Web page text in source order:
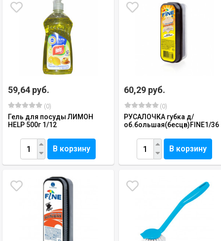
59,64 руб.
(0)
Гель для посуды ЛИМОН
HELP 500г 1/12
В корзину
60,29 руб.
(0)
РУСАЛОЧКА губка д/
об.большая(бесцв)FINE1/36
В корзину